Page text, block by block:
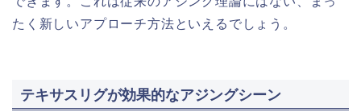
たく新しいアプローチ方法といえるでしょう。
テキサスリグが効果的なアジングシーン